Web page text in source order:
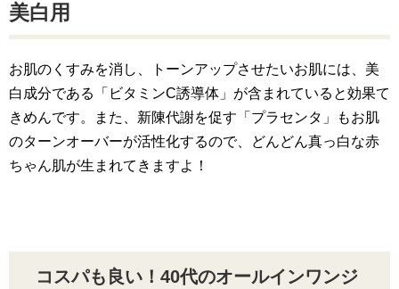
美白用
お肌のくすみを消し、トーンアップさせたいお肌には、美
白成分である「ビタミンC誘導体」が含まれていると効果て
きめんです。また、新陳代謝を促す「プラセンタ」もお肌
のターンオーバーが活性化するので、どんどん真っ白な赤
ちゃん肌が生まれてきますよ！
コスパも良い！40代のオールインワンジ